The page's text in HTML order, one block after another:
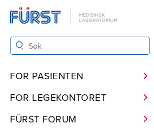
FOR PASIENTEN
FOR LEGEKONTORET
FÜRST FORUM